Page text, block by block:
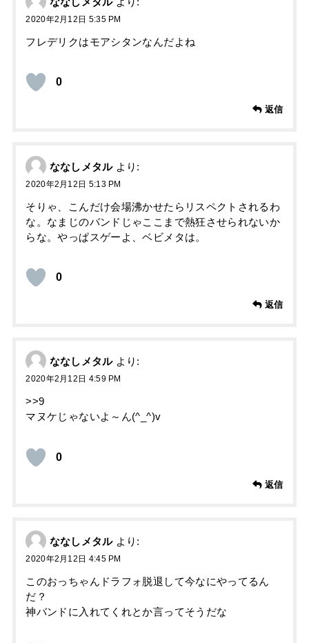
2020年2月12日 5:35 PM
フレデリクはモアシタンなんだよね
0
返信
ななしメタル より:
2020年2月12日 5:13 PM
そりゃ、こんだけ会場沸かせたらリスペクトされるわ
な。なまじのバンドじゃここまで熱狂させられないか
らな。やっぱスゲーよ、ベビメタは。
0
返信
ななしメタル より:
2020年2月12日 4:59 PM
>>9
マヌケじゃないよ～ん(^_^)v
0
返信
ななしメタル より:
2020年2月12日 4:45 PM
このおっちゃんドラフォ脱退して今なにやってるん
だ？
神バンドに入れてくれとか言ってそうだな